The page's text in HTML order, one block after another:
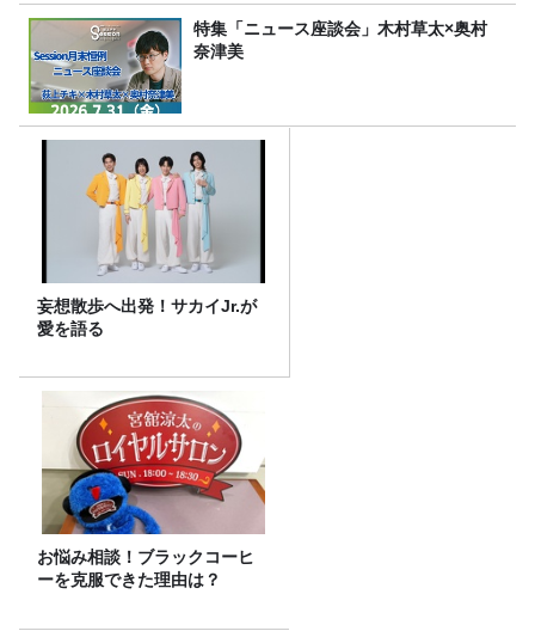
特集「ニュース座談会」木村草太×奥村
奈津美
妄想散歩へ出発！サカイJr.が
愛を語る
お悩み相談！ブラックコーヒ
ーを克服できた理由は？